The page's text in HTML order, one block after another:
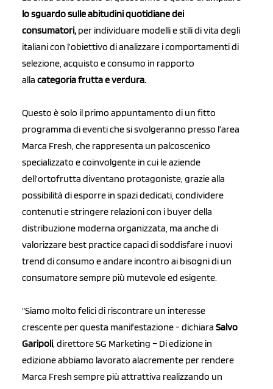
lo sguardo sulle abitudini quotidiane dei
consumatori, per individuare modelli e stili di vita degli
italiani con l’obiettivo di analizzare i comportamenti di
selezione, acquisto e consumo in rapporto
alla categoria frutta e verdura.
Questo è solo il primo appuntamento di un fitto
programma di eventi che si svolgeranno presso l’area
Marca Fresh, che rappresenta un palcoscenico
specializzato e coinvolgente in cui le aziende
dell’ortofrutta diventano protagoniste, grazie alla
possibilità di esporre in spazi dedicati, condividere
contenuti e stringere relazioni con i buyer della
distribuzione moderna organizzata, ma anche di
valorizzare best practice capaci di soddisfare i nuovi
trend di consumo e andare incontro ai bisogni di un
consumatore sempre più mutevole ed esigente.
“Siamo molto felici di riscontrare un interesse
crescente per questa manifestazione - dichiara Salvo
Garipoli , direttore SG Marketing – Di edizione in
edizione abbiamo lavorato alacremente per rendere
Marca Fresh sempre più attrattiva realizzando un